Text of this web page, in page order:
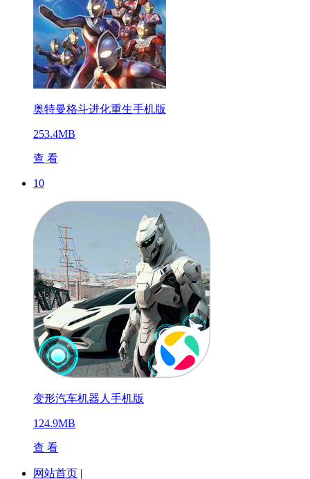
奥特曼格斗进化重生手机版
253.4MB
查 看
10
变形汽车机器人手机版
124.9MB
查 看
网站首页 |